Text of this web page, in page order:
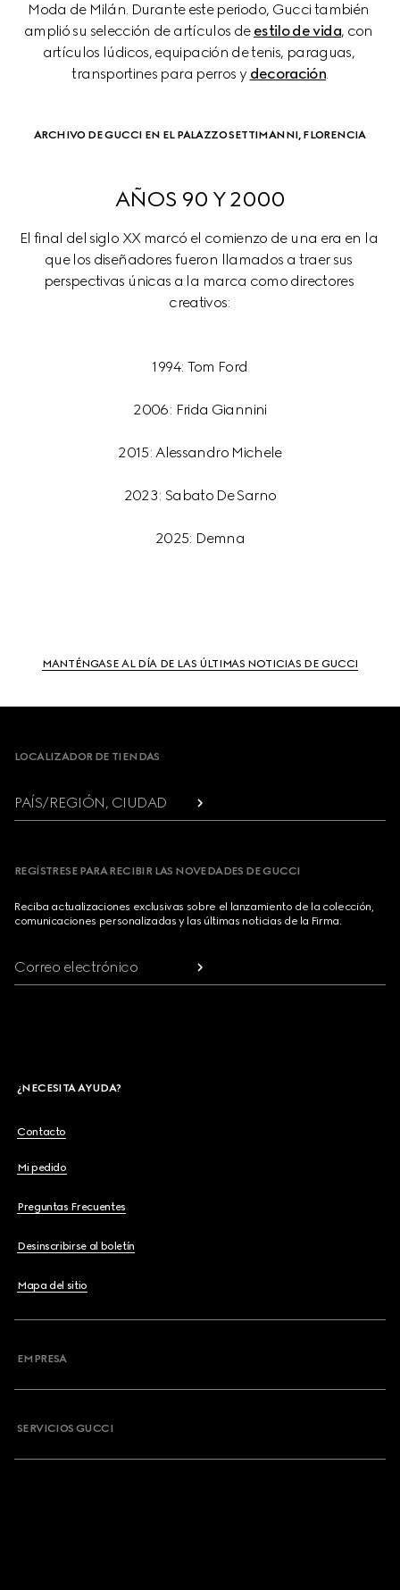
Moda de Milán. Durante este periodo, Gucci también
amplió su selección de artículos de estilo de vida, con
artículos lúdicos, equipación de tenis, paraguas,
transportines para perros y decoración.
ARCHIVO DE GUCCI EN EL PALAZZO SETTIMANNI, FLORENCIA
AÑOS 90 Y 2000
El final del siglo XX marcó el comienzo de una era en la
que los diseñadores fueron llamados a traer sus
perspectivas únicas a la marca como directores
1994: Tom Ford
2006: Frida Giannini
2015: Alessandro Michele
2023: Sabato De Sarno
2025: Demna
MANTÉNGASE AL DÍA DE LAS ÚLTIMAS NOTICIAS DE GUCCI
LOCALIZADOR DE TIENDAS
PAÍS/REGIÓN, CIUDAD
REGÍSTRESE PARA RECIBIR LAS NOVEDADES DE GUCCI
Reciba actualizaciones exclusivas sobre el lanzamiento de la colección,
comunicaciones personalizadas y las últimas noticias de la Firma.
Correo electrónico
¿NECESITA AYUDA?
Contacto
Mi pedido
Preguntas Frecuentes
Desinscribirse al boletín
Mapa del sitio
EMPRESA
SERVICIOS GUCCI